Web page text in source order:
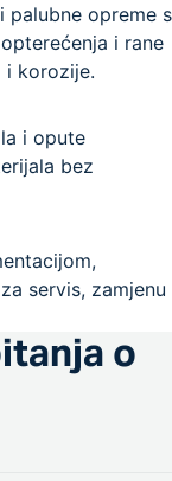
palubne opreme s
i rane
i korozije.
i opute
bez
servis, zamjenu
o